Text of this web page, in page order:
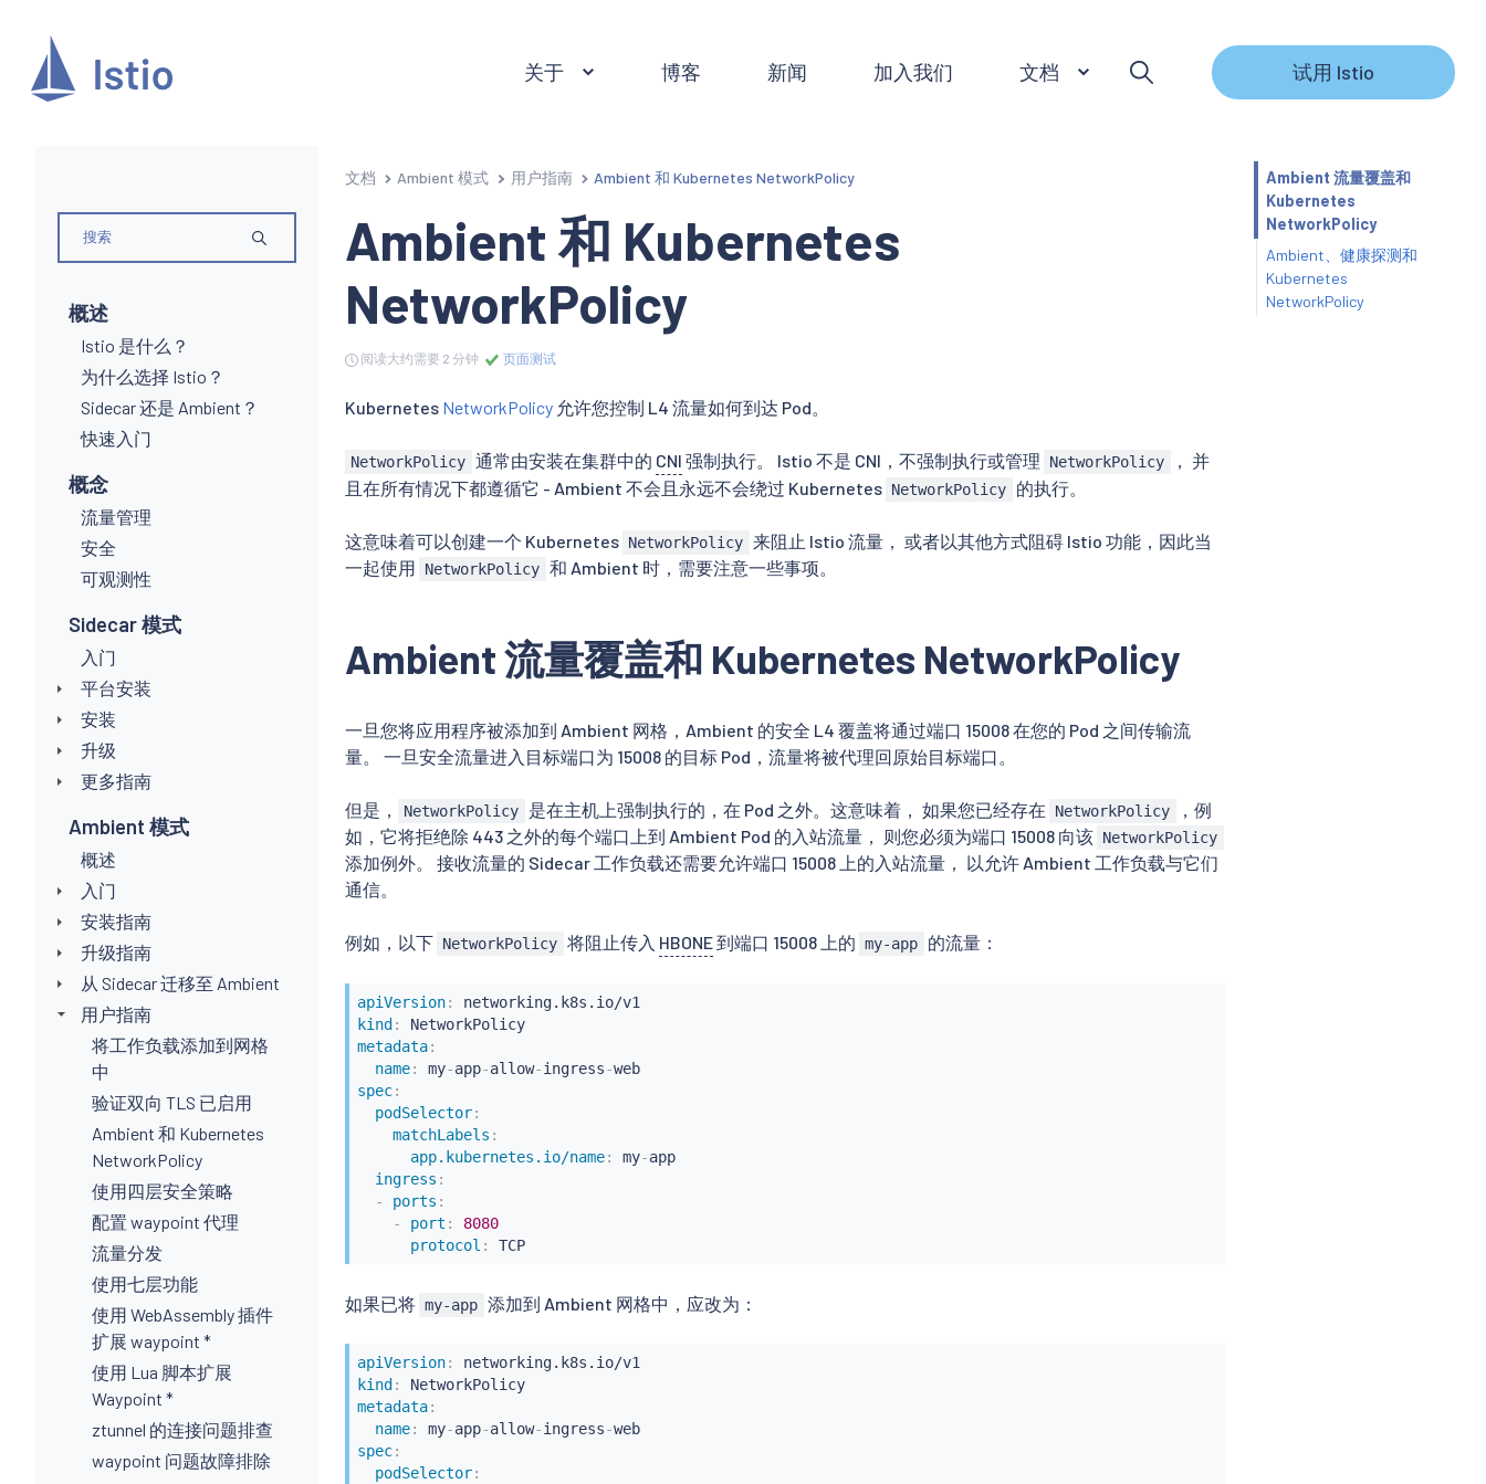
关于 博客 新闻 加入我们 文档 试用 Istio
概述
Istio 是什么？
为什么选择 Istio？
Sidecar 还是 Ambient？
快速入门
概念
流量管理
安全
可观测性
Sidecar 模式
入门
平台安装
安装
升级
更多指南
Ambient 模式
概述
入门
安装指南
升级指南
从 Sidecar 迁移至 Ambient
用户指南
将工作负载添加到网格
中
验证双向 TLS 已启用
Ambient 和 Kubernetes
NetworkPolicy
使用四层安全策略
配置 waypoint 代理
流量分发
使用七层功能
使用 WebAssembly 插件
扩展 waypoint *
使用 Lua 脚本扩展
Waypoint *
ztunnel 的连接问题排查
waypoint 问题故障排除
文档 Ambient 模式 用户指南 Ambient 和 Kubernetes NetworkPolicy
Ambient 和 Kubernetes
NetworkPolicy
阅读大约需要 2 分钟 页面测试
Kubernetes NetworkPolicy 允许您控制 L4 流量如何到达 Pod。
NetworkPolicy 通常由安装在集群中的 CNI 强制执行。 Istio 不是 CNI，不强制执行或管理 NetworkPolicy
， 并
且在所有情况下都遵循它 - Ambient 不会且永远不会绕过 Kubernetes NetworkPolicy 的执行。
这意味着可以创建一个 Kubernetes NetworkPolicy 来阻止 Istio 流量， 或者以其他方式阻碍 Istio 功能，因此当
一起使用
NetworkPolicy 和 Ambient 时，需要注意一些事项。
Ambient 流量覆盖和 Kubernetes NetworkPolicy
一旦您将应用程序被添加到 Ambient 网格，Ambient 的安全 L4 覆盖将通过端口 15008 在您的 Pod 之间传输流
量。 一旦安全流量进入目标端口为 15008 的目标 Pod，流量将被代理回原始目标端口。
但是， NetworkPolicy 是在主机上强制执行的，在 Pod 之外。这意味着， 如果您已经存在 NetworkPolicy
，例
如，它将拒绝除 443 之外的每个端口上到 Ambient Pod 的入站流量， 则您必须为端口 15008 向该 NetworkPolicy
添加例外。 接收流量的 Sidecar 工作负载还需要允许端口 15008 上的入站流量， 以允许 Ambient 工作负载与它们
通信。
例如，以下 NetworkPolicy 将阻止传入 HBONE到端口 15008 上的 my-app 的流量：
apiVersion:
kind :
NetworkPolicy
metadata:
name: my-app-allow-ingress-
web
spec:
podSelector:
matchLabels :
app.kubernetes.io/name: my-app
ingress :
-
ports :
-
port :
8080
protocol : TCP
如果已将 my-app 添加到 Ambient 网格中，应改为：
apiVersion:
kind:
NetworkPolicy
metadata:
name: my-app-allow-ingress-
web
spec:
podSelector:
Ambient 流量覆盖和
Kubernetes
NetworkPolicy
Ambient、健康探测和
Kubernetes
NetworkPolicy